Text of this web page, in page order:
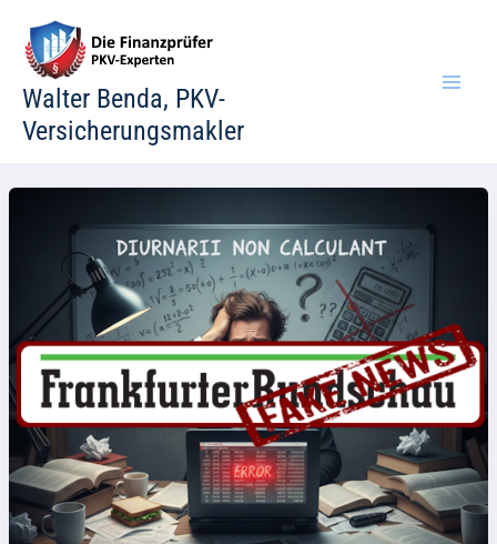
Inhalt
springen
Walter Benda, PKV-
Versicherungsmakler